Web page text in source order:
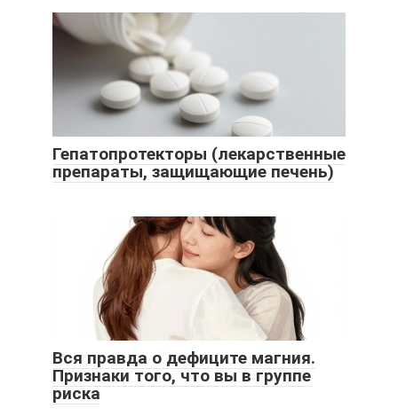
Гепатопротекторы (лекарственные
препараты, защищающие печень)
Вся правда о дефиците магния.
Признаки того, что вы в группе
риска